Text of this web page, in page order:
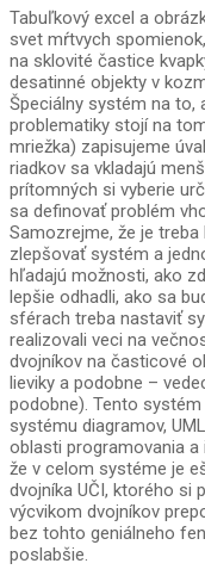
Tabuľkový excel a
svet mŕtvych
na sklovité častice
desatinné objekty v
Špeciálny systém na to,
problematiky stojí na
mriežka) zapisujeme
riadkov sa vkladajú
prítomných si vyberie
sa definovať problém
Samozrejme, že je
zlepšovať systém a
hľadajú možnosti, ako
lepšie odhadli, ako sa
sférach treba nastaviť
realizovali veci na
dvojníkov na časticové
lieviky a podobne –
podobne). Tento
systému diagramov,
oblasti programovania
že v celom systéme je
dvojníka UČI, ktorého si
výcvikom dvojníkov
bez tohto geniálneho
poslabšie.